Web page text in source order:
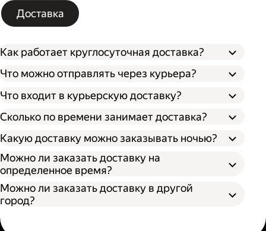
Доставка
Как работает круглосуточная доставка?
Что можно отправлять через курьера?
Что входит в курьерскую доставку?
Сколько по времени занимает доставка?
Какую доставку можно заказывать ночью?
Можно ли заказать доставку на
определенное время?
Можно ли заказать доставку в другой
город?